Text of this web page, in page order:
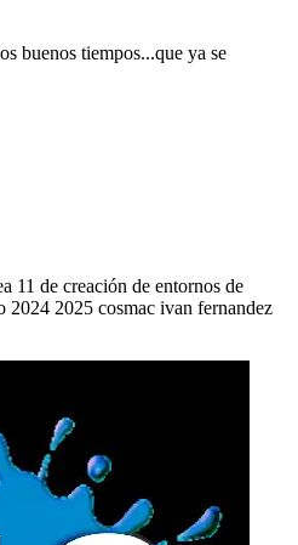
buenos tiempos...que ya se
11 de creación de entornos de
2024 2025 cosmac ivan fernandez